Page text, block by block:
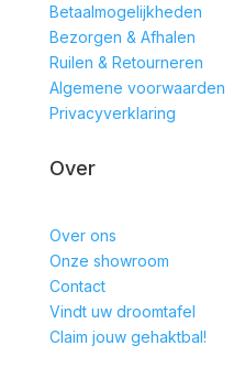
Betaalmogelijkheden
Bezorgen & Afhalen
Ruilen & Retourneren
Algemene voorwaarden
Privacyverklaring
Over
Over ons
Onze showroom
Contact
Vindt uw droomtafel
Claim jouw gehaktbal!